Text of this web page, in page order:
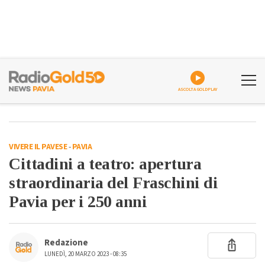
ASCOLTA GOLDPLAY
VIVERE IL PAVESE-PAVIA
Cittadini a teatro: apertura
straordinaria del Fraschini di
Pavia per i 250 anni
Redazione
LUNEDÌ, 20 MARZO 2023 - 08:35